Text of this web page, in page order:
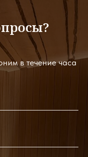
в течение часа